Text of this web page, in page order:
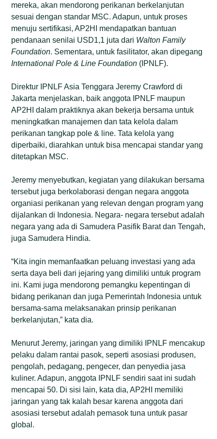
mereka, akan mendorong perikanan berkelanjutan
sesuai dengan standar MSC. Adapun, untuk proses
menuju sertifikasi, AP2HI mendapatkan bantuan
pendanaan senilai USD1,1 juta dari Walton Family
Foundation. Sementara, untuk fasilitator, akan dipegang
International Pole & Line Foundation (IPNLF).
Direktur IPNLF Asia Tenggara Jeremy Crawford di
Jakarta menjelaskan, baik anggota IPNLF maupun
AP2HI dalam praktiknya akan bekerja bersama untuk
meningkatkan manajemen dan tata kelola dalam
perikanan tangkap pole & line. Tata kelola yang
diperbaiki, diarahkan untuk bisa mencapai standar yang
ditetapkan MSC.
Jeremy menyebutkan, kegiatan yang dilakukan bersama
tersebut juga berkolaborasi dengan negara anggota
organiasi perikanan yang relevan dengan program yang
dijalankan di Indonesia. Negara- negara tersebut adalah
negara yang ada di Samudera Pasifik Barat dan Tengah,
juga Samudera Hindia.
“Kita ingin memanfaatkan peluang investasi yang ada
serta daya beli dari jejaring yang dimiliki untuk program
ini. Kami juga mendorong pemangku kepentingan di
bidang perikanan dan juga Pemerintah Indonesia untuk
bersama-sama melaksanakan prinsip perikanan
berkelanjutan,” kata dia.
Menurut Jeremy, jaringan yang dimiliki IPNLF mencakup
pelaku dalam rantai pasok, seperti asosiasi produsen,
pengolah, pedagang, pengecer, dan penyedia jasa
kuliner. Adapun, anggota IPNLF sendiri saat ini sudah
mencapai 50. Di sisi lain, kata dia, AP2HI memiliki
jaringan yang tak kalah besar karena anggota dari
asosiasi tersebut adalah pemasok tuna untuk pasar
global.